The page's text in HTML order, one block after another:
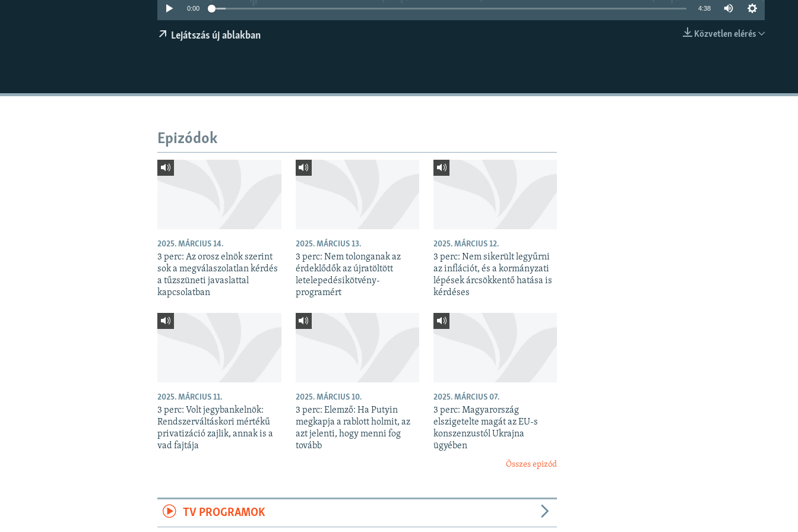
0:00 4:38
Közvetlen elérés
Lejátszás új ablakban
Epizódok
2025. MÁRCIUS 14.
3 perc: Az orosz elnök szerint
sok a megválaszolatlan kérdés
a tűzszüneti javaslattal
kapcsolatban
2025. MÁRCIUS 13.
3 perc: Nem tolonganak az
érdeklődők az újratöltött
letelepedésikötvény-
programért
2025. MÁRCIUS 12.
3 perc: Nem sikerült legyűrni
az inflációt, és a kormányzati
lépések árcsökkentő hatása is
kérdéses
2025. MÁRCIUS 11.
3 perc: Volt jegybankelnök:
Rendszerváltáskori mértékű
privatizáció zajlik, annak is a
vad fajtája
2025. MÁRCIUS 10.
3 perc: Elemző: Ha Putyin
megkapja a rablott holmit, az
azt jelenti, hogy menni fog
tovább
2025. MÁRCIUS 07.
3 perc: Magyarország
elszigetelte magát az EU-s
konszenzustól Ukrajna
ügyében
Összes epizód
TV PROGRAMOK